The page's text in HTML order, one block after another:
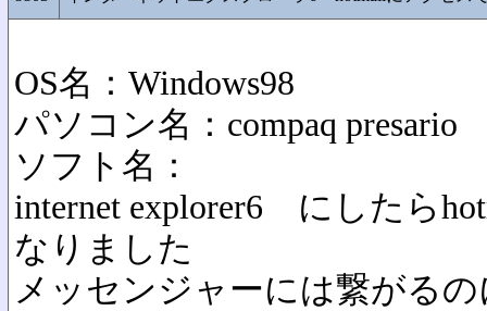
OS名：Windows98
パソコン名：compaq presario
ソフト名：
internet explorer6 にしたら
なりました
メッセンジャーには繋がる